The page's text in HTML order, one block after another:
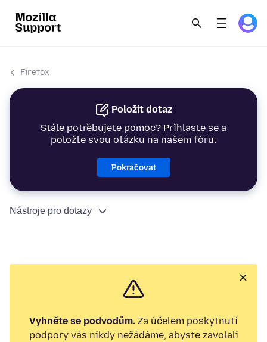
Firefox
Položit dotaz
Stále potřebujete pomoc? Přihlaste se a
položte svou otázku na našem fóru.
Pokračovat
Nástroje pro dotazy
Vyhněte se podvodům. Za účelem poskytnutí
podpory vás nikdy nežádáme, abyste zavolali